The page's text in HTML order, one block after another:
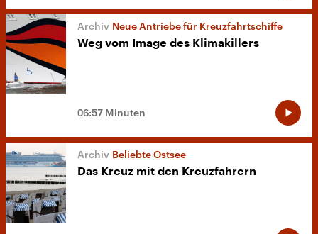
Neue Antriebe für Kreuzfahrtschiffe
Weg vom Image des Klimakillers
06:57 Minuten
Beliebte Ostsee
Das Kreuz mit den Kreuzfahrern